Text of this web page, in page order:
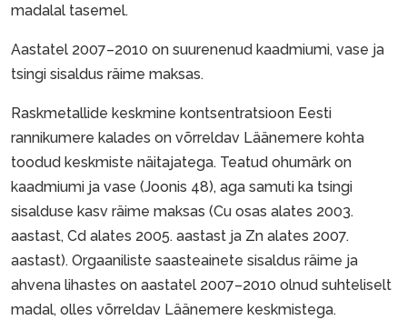
madalal tasemel.
Aastatel 2007–2010 on suurenenud kaadmiumi, vase ja
tsingi sisaldus räime maksas.
Raskmetallide keskmine kontsentratsioon Eesti
rannikumere kalades on võrreldav Läänemere kohta
toodud keskmiste näitajatega. Teatud ohumärk on
kaadmiumi ja vase (Joonis 48), aga samuti ka tsingi
sisalduse kasv räime maksas (Cu osas alates 2003.
aastast, Cd alates 2005. aastast ja Zn alates 2007.
aastast). Orgaaniliste saasteainete sisaldus räime ja
ahvena lihastes on aastatel 2007–2010 olnud suhteliselt
madal, olles võrreldav Läänemere keskmistega.